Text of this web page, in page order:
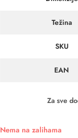
Težina
SKU
EAN
Za sve
Nema na zalihama